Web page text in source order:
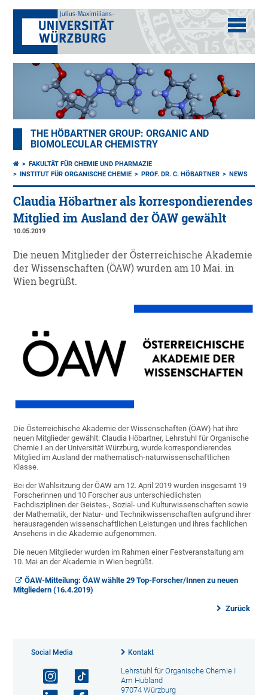
THE HÖBARTNER GROUP: ORGANIC AND
BIOMOLECULAR CHEMISTRY
FAKULTÄT FÜR CHEMIE UND PHARMAZIE
INSTITUT FÜR ORGANISCHE CHEMIE
PROF. DR. C. HÖBARTNER NEWS
Claudia Höbartner als korrespondierendes
Mitglied im Ausland der ÖAW gewählt
10.05.2019
Die neuen Mitglieder der Österreichische Akademie
der Wissenschaften (ÖAW) wurden am 10 Mai. in
Wien begrüßt.
Die Österreichische Akademie der Wissenschaften (ÖAW) hat ihre
neuen Mitglieder gewählt: Claudia Höbartner, Lehrstuhl für Organische
Chemie I an der Universität Würzburg, wurde korrespondierendes
Mitglied im Ausland der mathematisch-naturwissenschaftlichen
Klasse.
Bei der Wahlsitzung der ÖAW am 12. April 2019 wurden insgesamt 19
Forscherinnen und 10 Forscher aus unterschiedlichsten
Fachdisziplinen der Geistes-, Sozial- und Kulturwissenschaften sowie
der Mathematik, der Natur- und Technikwissenschaften aufgrund ihrer
herausragenden wissenschaftlichen Leistungen und ihres fachlichen
Ansehens in die Akademie aufgenommen.
Die neuen Mitglieder wurden im Rahmen einer Festveranstaltung am
10. Mai an der Akademie in Wien begrüßt.
ÖAW-Mitteilung: ÖAW wählte 29 Top-Forscher/Innen zu neuen
Mitgliedern (16.4.2019)
Zurück
Social Media Kontakt
Lehrstuhl für Organische Chemie I
Am Hubland
97074 Würzburg